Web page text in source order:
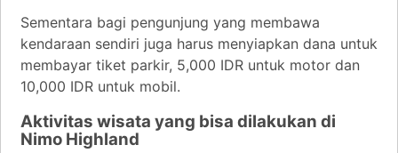
Sementara bagi pengunjung yang membawa
kendaraan sendiri juga harus menyiapkan dana untuk
membayar tiket parkir, 5,000 IDR untuk motor dan
10,000 IDR untuk mobil.
Aktivitas wisata yang bisa dilakukan di
Nimo Highland